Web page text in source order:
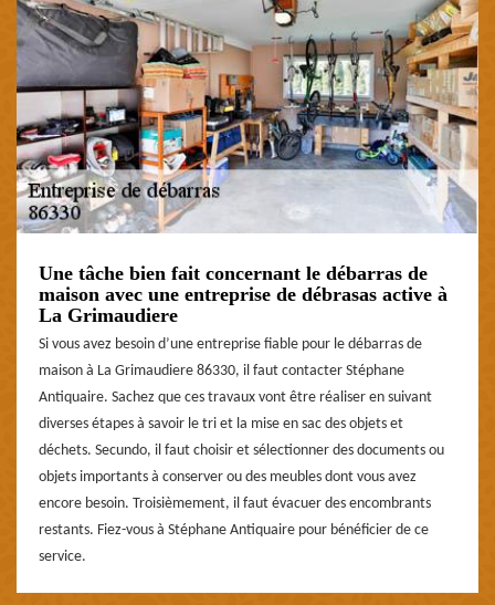
Une tâche bien fait concernant le débarras de
maison avec une entreprise de débrasas active à
La Grimaudiere
Si vous avez besoin d’une entreprise fiable pour le débarras de
maison à La Grimaudiere 86330, il faut contacter Stéphane
Antiquaire. Sachez que ces travaux vont être réaliser en suivant
diverses étapes à savoir le tri et la mise en sac des objets et
déchets. Secundo, il faut choisir et sélectionner des documents ou
objets importants à conserver ou des meubles dont vous avez
encore besoin. Troisièmement, il faut évacuer des encombrants
restants. Fiez-vous à Stéphane Antiquaire pour bénéficier de ce
service.